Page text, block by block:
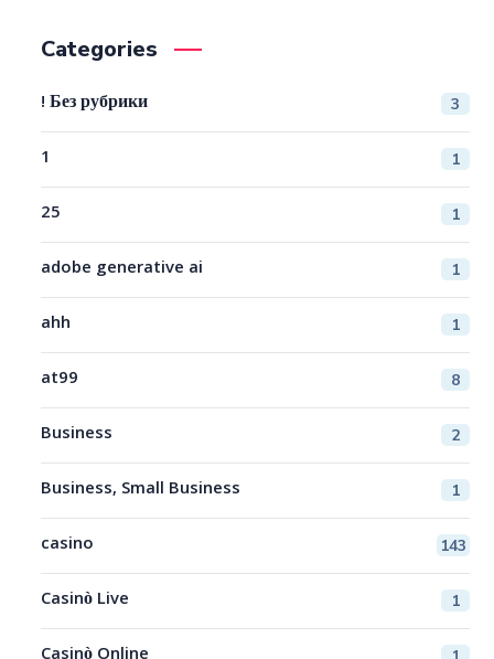
Categories
! Без рубрики 3
1 1
25 1
adobe generative ai 1
ahh 1
at99 8
Business 2
Business, Small Business 1
casino 143
Casinò Live 1